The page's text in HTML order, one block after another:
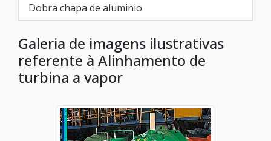
Dobra chapa de aluminio
Galeria de imagens ilustrativas
referente à Alinhamento de
turbina a vapor